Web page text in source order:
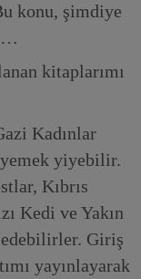
konu, şimdiye
kitaplarımı
Kadınlar
yemek yiyebilir.
Kıbrıs
Kedi ve Yakın
Giriş
yayınlayarak